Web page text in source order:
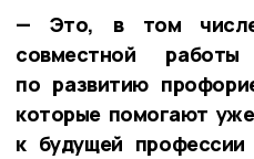
— Это, в том
совместной
по развитию
которые помогают
к будущей